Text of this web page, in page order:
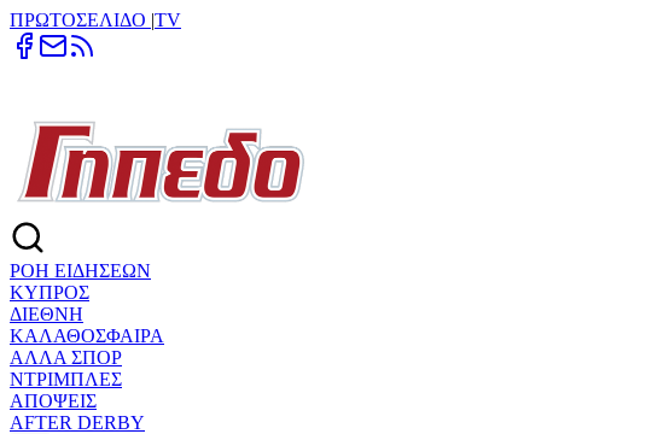
ΠΡΩΤΟΣΕΛΙΔΟ |TV
ΡΟΗ ΕΙΔΗΣΕΩΝ
ΚΥΠΡΟΣ
ΔΙΕΘΝΗ
ΚΑΛΑΘΟΣΦΑΙΡΑ
ΑΛΛΑ ΣΠΟΡ
ΝΤΡΙΜΠΛΕΣ
ΑΠΟΨΕΙΣ
AFTER DERBY